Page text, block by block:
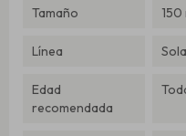
Tamaño 150
Línea
Edad
recomendada